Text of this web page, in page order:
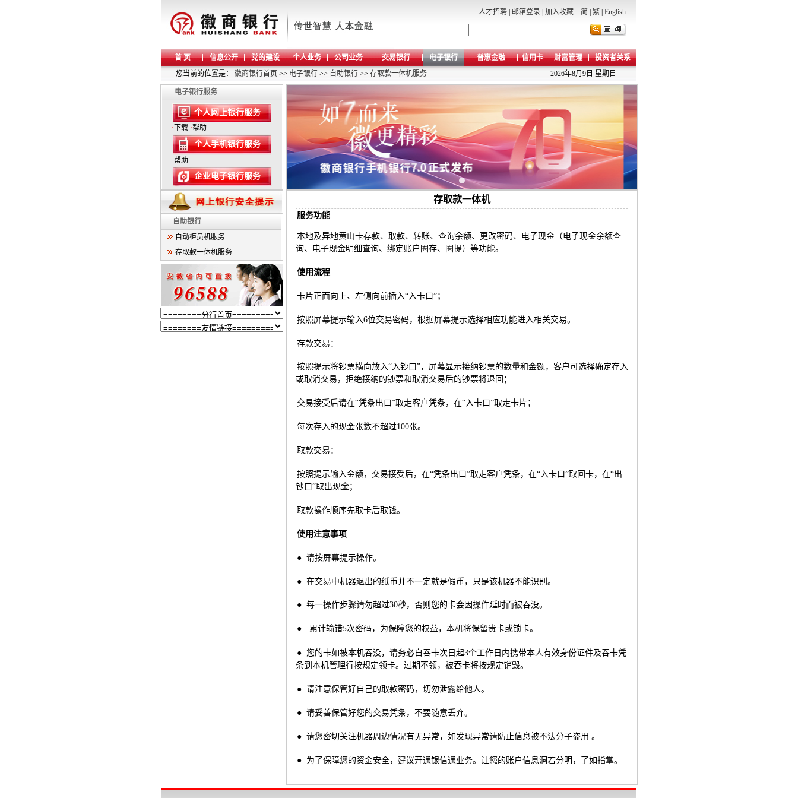
人才招聘 邮箱登录 加入收藏 简 繁 English
首 页 信息公开 党的建设 个人业务 公司业务 交易银行 电子银行 普惠金融 信用卡 财富管理
投资者关系
您当前的位置是： 徽商银行首页 >> 电子银行 >> 自助银行 >> 存取款一体机服务 2026年8月9日 星期日
电子银行服务
个人网上银行服务
· 下载 ·帮助
个人手机银行服务
·帮助
企业电子银行服务
自助银行
自动柜员机服务
存取款一体机服务
存取款一体机
服务功能
本地及异地黄山卡存款、取款、转账、查询余额、更改密码、电子现金（电子现金余额查
询、电子现金明细查询、绑定账户圈存、圈提）等功能。
使用流程
卡片正面向上、左侧向前插入“入卡口”；
按照屏幕提示输入6位交易密码，根据屏幕提示选择相应功能进入相关交易。
存款交易：
按照提示将钞票横向放入“入钞口”，屏幕显示接纳钞票的数量和金额，客户可选择确定存入
或取消交易，拒绝接纳的钞票和取消交易后的钞票将退回；
交易接受后请在“凭条出口”取走客户凭条，在“入卡口”取走卡片；
每次存入的现金张数不超过100张。
取款交易：
按照提示输入金额，交易接受后，在“凭条出口”取走客户凭条，在“入卡口”取回卡，在“出
钞口”取出现金；
取款操作顺序先取卡后取钱。
使用注意事项
● 请按屏幕提示操作。
● 在交易中机器退出的纸币并不一定就是假币，只是该机器不能识别。
● 每一操作步骤请勿超过30秒，否则您的卡会因操作延时而被吞没。
● 累计输错5次密码，为保障您的权益，本机将保留贵卡或锁卡。
● 您的卡如被本机吞没，请务必自吞卡次日起3个工作日内携带本人有效身份证件及吞卡凭
条到本机管理行按规定领卡。过期不领，被吞卡将按规定销毁。
● 请注意保管好自己的取款密码，切勿泄露给他人。
● 请妥善保管好您的交易凭条，不要随意丢弃。
● 请您密切关注机器周边情况有无异常，如发现异常请防止信息被不法分子盗用 。
● 为了保障您的资金安全，建议开通银信通业务。让您的账户信息洞若分明，了如指掌。